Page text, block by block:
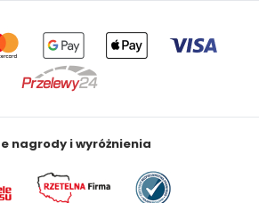
nagrody i wyróżnienia